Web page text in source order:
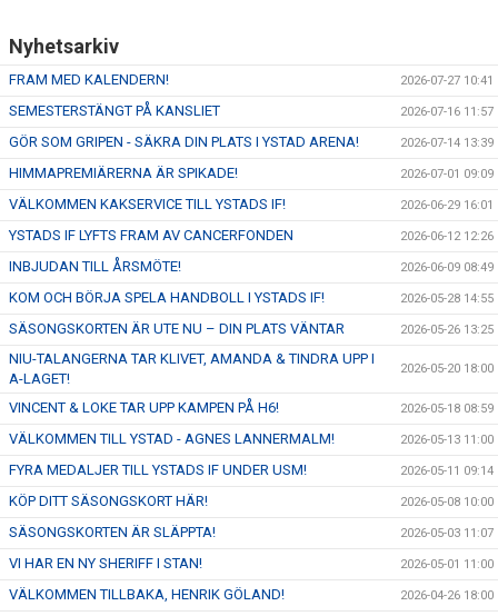
Nyhetsarkiv
FRAM MED KALENDERN! 2026-07-27 10:41
SEMESTERSTÄNGT PÅ KANSLIET 2026-07-16 11:57
GÖR SOM GRIPEN - SÄKRA DIN PLATS I YSTAD ARENA! 2026-07-14 13:39
HIMMAPREMIÄRERNA ÄR SPIKADE! 2026-07-01 09:09
VÄLKOMMEN KAKSERVICE TILL YSTADS IF! 2026-06-29 16:01
YSTADS IF LYFTS FRAM AV CANCERFONDEN 2026-06-12 12:26
INBJUDAN TILL ÅRSMÖTE! 2026-06-09 08:49
KOM OCH BÖRJA SPELA HANDBOLL I YSTADS IF! 2026-05-28 14:55
SÄSONGSKORTEN ÄR UTE NU – DIN PLATS VÄNTAR 2026-05-26 13:25
NIU-TALANGERNA TAR KLIVET, AMANDA & TINDRA UPP I
A-LAGET!
2026-05-20 18:00
VINCENT & LOKE TAR UPP KAMPEN PÅ H6! 2026-05-18 08:59
VÄLKOMMEN TILL YSTAD - AGNES LANNERMALM! 2026-05-13 11:00
FYRA MEDALJER TILL YSTADS IF UNDER USM! 2026-05-11 09:14
KÖP DITT SÄSONGSKORT HÄR! 2026-05-08 10:00
SÄSONGSKORTEN ÄR SLÄPPTA! 2026-05-03 11:07
VI HAR EN NY SHERIFF I STAN! 2026-05-01 11:00
VÄLKOMMEN TILLBAKA, HENRIK GÖLAND! 2026-04-26 18:00